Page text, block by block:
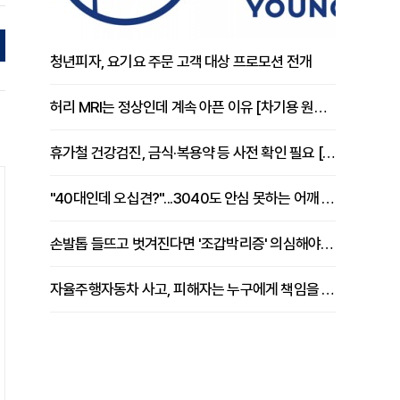
청년피자, 요기요 주문 고객 대상 프로모션 전개
허리 MRI는 정상인데 계속 아픈 이유 [차기용 원장 칼럼]
휴가철 건강검진, 금식·복용약 등 사전 확인 필요 [정도감 원장 칼럼]
"40대인데 오십견?"...3040도 안심 못하는 어깨 유착성 관절낭염
손발톱 들뜨고 벗겨진다면 '조갑박리증' 의심해야 [김철윤 원장 칼럼]
자율주행자동차 사고, 피해자는 누구에게 책임을 물을 수 있을까